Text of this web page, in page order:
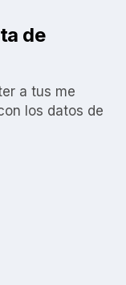
de
a tus me
los datos de